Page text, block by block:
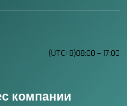
(UTC+8)08:00 – 17:00
компании